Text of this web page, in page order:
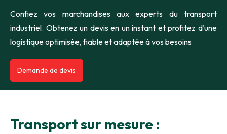
Confiez vos marchandises aux experts du transport
industriel. Obtenez un devis en un instant et profitez d’une
logistique optimisée, fiable et adaptée à vos besoins
Demande de devis
Transport sur mesure :